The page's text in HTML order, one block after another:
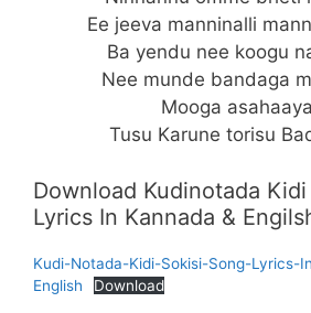
Ee jeeva manninalli
Ba yendu nee koogu
Nee munde bandaga
Mooga
Tusu Karune torisu
Download Kudinotada
Lyrics In Kannada &
Kudi-Notada-Kidi-Sokisi-Song-Lyrics-
English
Download